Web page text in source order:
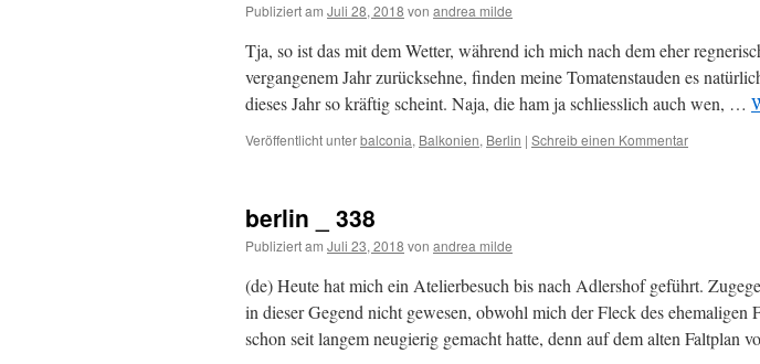
Publiziert am Juli 28, 2018 von andrea milde
Tja, so ist das mit dem Wetter, während ich mich nach dem eher
vergangenem Jahr zurücksehne, finden meine Tomatenstauden es
dieses Jahr so kräftig scheint. Naja, die ham ja schliesslich auch wen, …
Veröffentlicht unterbalconia, Balkonien, Berlin | Schreib einen Kommentar
berlin _ 338
Publiziert am Juli 23, 2018 von andrea milde
(de) Heute hat mich ein Atelierbesuch bis nach Adlershof geführt.
in dieser Gegend nicht gewesen, obwohl mich der Fleck des ehemaligen
schon seit langem neugierig gemacht hatte, denn auf dem alten Faltplan